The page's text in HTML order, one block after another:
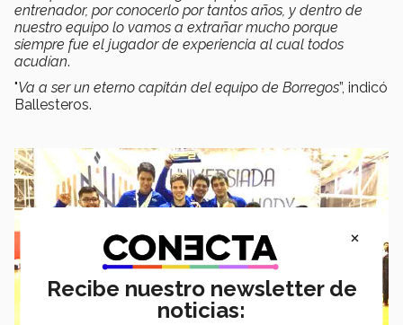
entrenador, por conocerlo por tantos años, y dentro de
nuestro equipo lo vamos a extrañar mucho porque
siempre fue el jugador de experiencia al cual todos
acudían.
"Va a ser un eterno capitán del equipo de Borregos”, indicó
Ballesteros.
×
Recibe nuestro newsletter de
noticias: